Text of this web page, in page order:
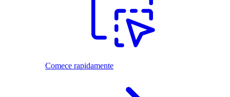
Comece rapidamente